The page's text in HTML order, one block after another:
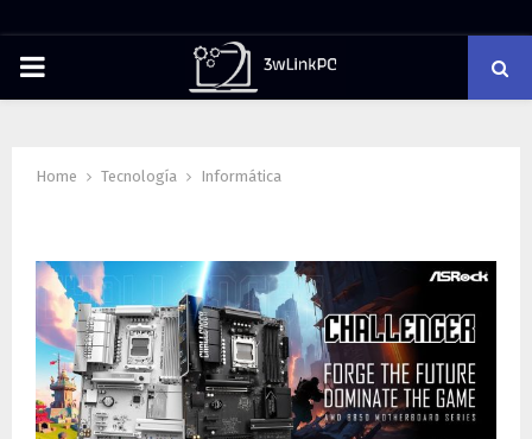
PRIMARY
Home Tecnología Informática